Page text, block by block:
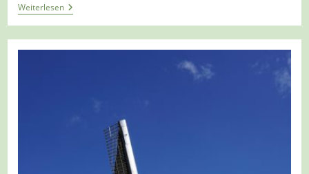
WeiterlesenTour
1051
–
Niederlande
–